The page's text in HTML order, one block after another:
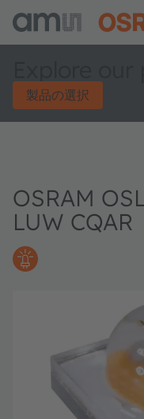
製品の選択
OSRAM
LUW CQAR